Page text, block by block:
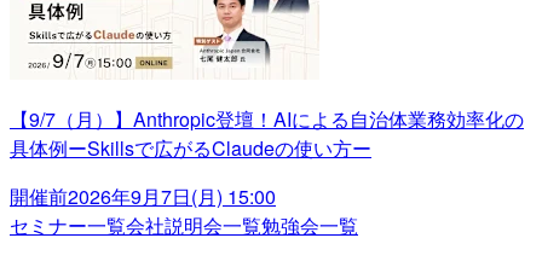
【9/7（月）】Anthropic登壇！AIによる自治体業務効率化の
具体例ーSkillsで広がるClaudeの使い方ー
開催前2026年9月7日(月) 15:00
セミナー一覧会社説明会一覧勉強会一覧